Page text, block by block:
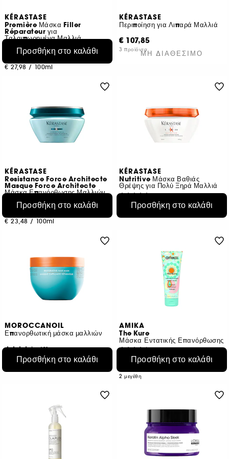
KÉRASTASE
Première Μάσκα Filler
Réparateur για
Ταλαιπωρημένα Μαλλιά
134
€ 55,95
€ 27,98 / 100ml
Προσθήκη στο καλάθι
KÉRASTASE
Περιποίηση για Λιπαρά Μαλλιά
€ 107,85
3 προϊόνταΜΗ ΔΙΑΘΈΣΙΜΟ
KÉRASTASE
Resistance Force Architecte
Masque Force Architecte
Μάσκα Επανόρθωσης Μαλλιών
178
€ 46,95
€ 23,48 / 100ml
Προσθήκη στο καλάθι
KÉRASTASE
Nutritive Μάσκα Βαθιάς
Θρέψης για Πολύ Ξηρά Μαλλιά
177
€ 46,95
Προσθήκη στο καλάθι
MOROCCANOIL
Επανορθωτική μάσκα μαλλιών
431
€ 43,95
Προσθήκη στο καλάθι
AMIKA
The Kure
Μάσκα Εντατικής Επανόρθωσης
496
€ 27,95
2 μεγέθη
Προσθήκη στο καλάθι